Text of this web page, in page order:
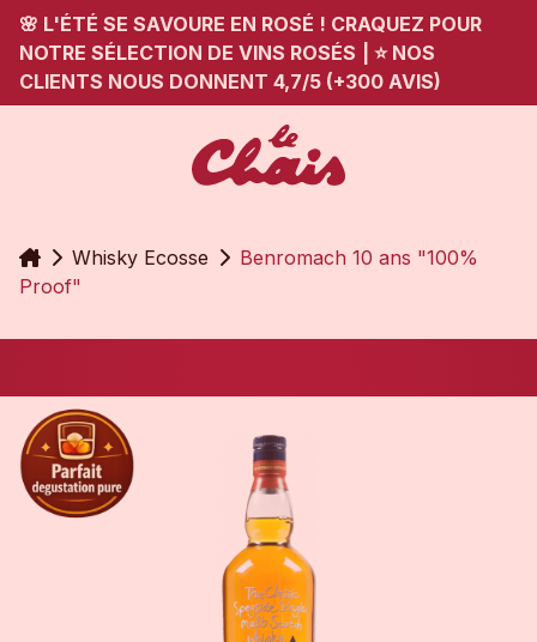
🌸 L'ÉTÉ SE SAVOURE EN ROSÉ ! CRAQUEZ POUR
NOTRE SÉLECTION DE VINS ROSÉS
⭐ NOS
CLIENTS NOUS DONNENT 4,7/5 (+300 AVIS)
AccueilWhisky Ecosse
Benromach 10 ans "100%
Proof"